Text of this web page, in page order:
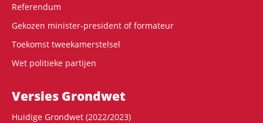
Referendum
Gekozen minister-president of formateur
Toekomst tweekamerstelsel
Wet politieke partijen
Versies Grondwet
Huidige Grondwet (2022/2023)